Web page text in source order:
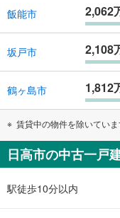
飯能市 2,062
坂戸市 2,108
鶴ヶ島市 1,812
賃貸中の物件を除いていま
日高市の中古一戸
駅徒歩10分以内